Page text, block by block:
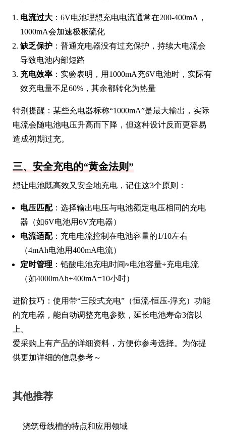
电流过大 ：6V电池理想充电电流通常在200-400mA，
1000mA会加速极板硫化
缺乏保护 ：普通充电器没有过充保护，持续大电流会
导致电池内部短路
充电效率 ：实验表明，用1000mA充6V电池时，实际有
效充电量不足60%，其余都转化为热量
特别提醒：某些充电器标称“1000mA”是最大输出，实际
电流会随电池电压升高而下降，但这种设计反而更容易
造成初期过充。
三、安全充电的“黄金法则”
想让电池既高效又安全地充电，记住这3个原则：
电压匹配：选择输出电压与电池额定电压相同的充电
器（如6V电池用6V充电器）
电流适配：充电电流控制在电池容量的1/10左右
（4mAh电池用400mA电流）
定时管理 ：铅酸电池充电时间≈电池容量÷充电电流
（如4000mAh÷400mA=10小时）
进阶技巧：使用带“三段式充电”（恒流-恒压-浮充）功能
的充电器，能自动调整充电参数，延长电池寿命3倍以
上。
爱采购上有产品的详细资料，方便你参考选择。为你提
供更加详细的信息参考～
其他推荐
浇筑母线槽的特点和应用领域